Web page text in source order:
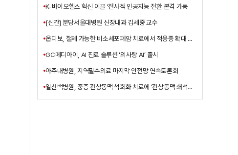
K-바이오헬스 혁신 이끌 ‘전사적 인공지능 전환 본격 가동
[신간] 분당서울대병원 신장내과 김세중 교수
옵디보, 절제 가능한 비소세포폐암 치료에서 적응증 확대 승인
GC메디아이, AI 진료 솔루션 ‘의사랑 AI’ 출시
아주대병원, 지역필수의료 마지막 안전망 연속토론회
일산백병원, 중증 관상동맥 석회화 치료에 ‘관상동맥 쇄석술’ 도입